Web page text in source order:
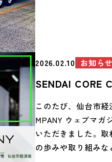
で洗練されたデザ
細部までこだわり
全運転第一に、引
当社の看板、制服
しみに！ デザイン
松 大知 様 【小松
2026.02.10 お知らせ
SENDAI CORE
このたび、仙台市
MPANY ウェブマガ
いただきました。
の歩みや取り組み